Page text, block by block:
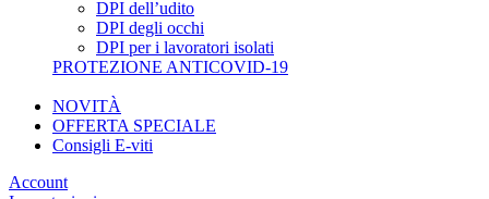
DPI dell’udito
DPI degli occhi
DPI per i lavoratori isolati
PROTEZIONE ANTICOVID-19
NOVITÀ
OFFERTA SPECIALE
Consigli E-viti
Account